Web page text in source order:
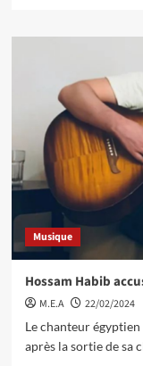
Musique
Hossam Habib
M.E.A
22/02/2024
Le chanteur
après la sortie de sa